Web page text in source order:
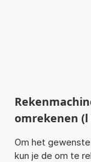
omrekenen (l
Om het
kun je de om te